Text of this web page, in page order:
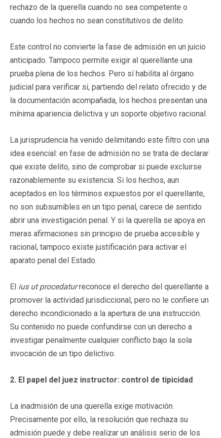
rechazo de la querella cuando no sea competente o
cuando los hechos no sean constitutivos de delito.
Este control no convierte la fase de admisión en un juicio
anticipado. Tampoco permite exigir al querellante una
prueba plena de los hechos. Pero sí habilita al órgano
judicial para verificar si, partiendo del relato ofrecido y de
la documentación acompañada, los hechos presentan una
mínima apariencia delictiva y un soporte objetivo racional.
La jurisprudencia ha venido delimitando este filtro con una
idea esencial: en fase de admisión no se trata de declarar
que existe delito, sino de comprobar si puede excluirse
razonablemente su existencia. Si los hechos, aun
aceptados en los términos expuestos por el querellante,
no son subsumibles en un tipo penal, carece de sentido
abrir una investigación penal. Y si la querella se apoya en
meras afirmaciones sin principio de prueba accesible y
racional, tampoco existe justificación para activar el
aparato penal del Estado.
El ius ut procedaturreconoce el derecho del querellante a
promover la actividad jurisdiccional, pero no le confiere un
derecho incondicionado a la apertura de una instrucción.
Su contenido no puede confundirse con un derecho a
investigar penalmente cualquier conflicto bajo la sola
invocación de un tipo delictivo.
2. El papel del juez instructor: control de tipicidad
La inadmisión de una querella exige motivación.
Precisamente por ello, la resolución que rechaza su
admisión puede y debe realizar un análisis serio de los